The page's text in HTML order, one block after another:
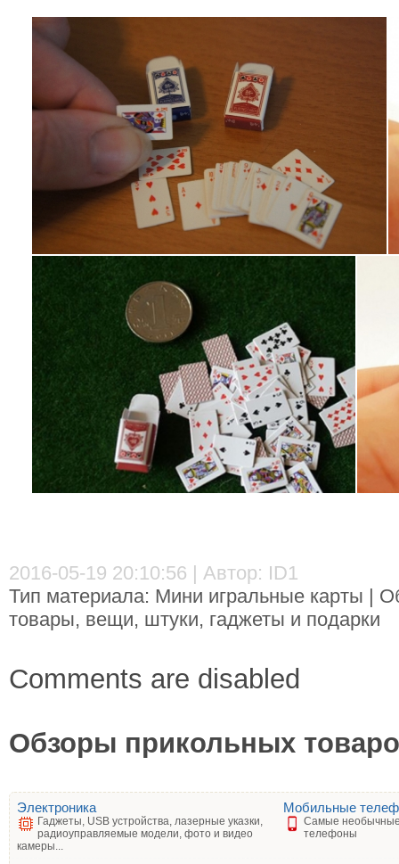
2016-05-19 20:10:56 | Автор: ID1
Тип материала: Мини игральные карты |
товары, вещи, штуки, гаджеты и подарки
Comments are disabled
Обзоры прикольных
Электроника
Гаджеты, USB устройства, лазерные указки,
радиоуправляемые модели, фото и видео
камеры...
Мобильные
Самые
телефоны